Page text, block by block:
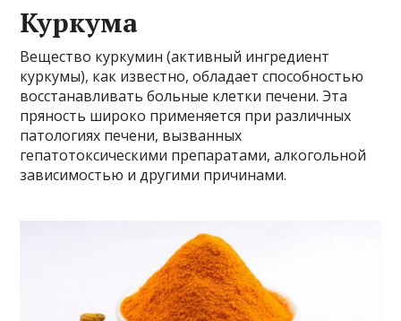
Куркума
Вещество куркумин (активный ингредиент
куркумы), как известно, обладает способностью
восстанавливать больные клетки печени. Эта
пряность широко применяется при различных
патологиях печени, вызванных
гепатотоксическими препаратами, алкогольной
зависимостью и другими причинами.